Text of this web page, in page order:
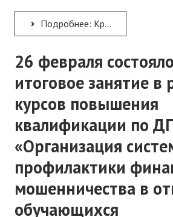
Подробнее: Круглый стол «Школа Минпросвещения России»
26 февраля
итоговое занятие в
курсов повышения
квалификации по
«Организация
профилактики
мошенничества в
обучающихся